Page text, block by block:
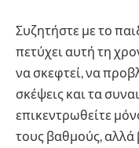
Συζητήστε με το
πετύχει αυτή τη
να σκεφτεί, να
σκέψεις και τα
επικεντρωθείτε
τους βαθμούς, αλλά